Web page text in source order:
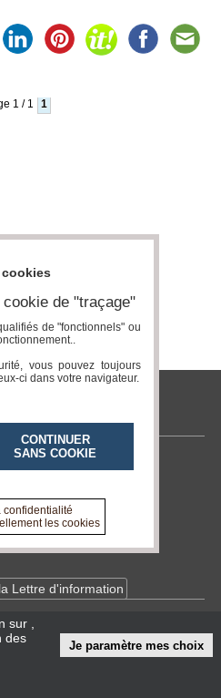
1 / 1 1
Lettre d'information
sur
des
Je paramètre mes choix
de "traçage"
de "fonctionnels" ou
vous pouvez toujours
ci dans votre navigateur.
CONTINUER
SANS COOKIE
confidentialité
les cookies